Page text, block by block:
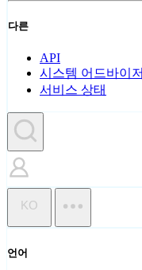
다른
API
시스템 어드바이저
서비스 상태
KO
언어